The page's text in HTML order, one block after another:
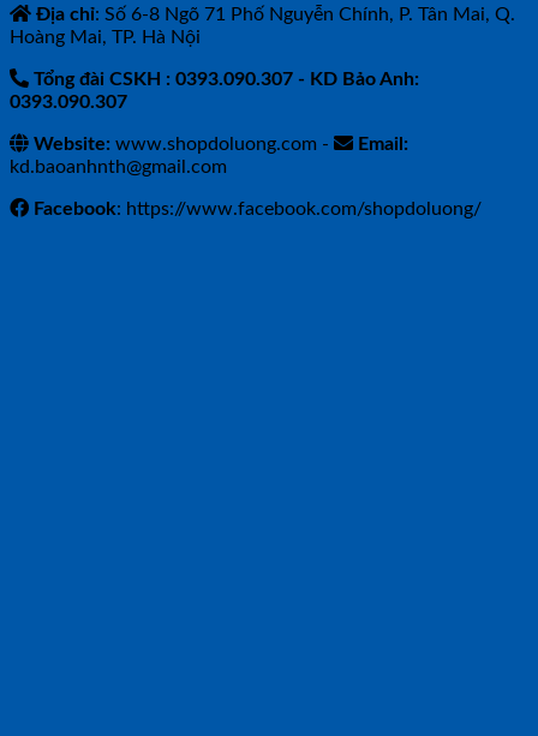
Địa chỉ: Số 6-8 Ngõ 71 Phố Nguyễn Chính, P. Tân Mai, Q.
Hoàng Mai, TP. Hà Nội
Tổng đài CSKH : 0393.090.307 - KD Bảo Anh:
0393.090.307
Website: www.shopdoluong.com -
Email:
kd.baoanhnth@gmail.com
Facebook: https://www.facebook.com/shopdoluong/